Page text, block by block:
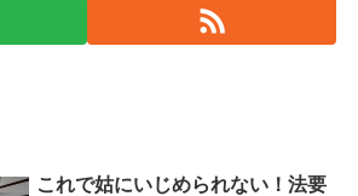
これで姑にいじめられない！法要